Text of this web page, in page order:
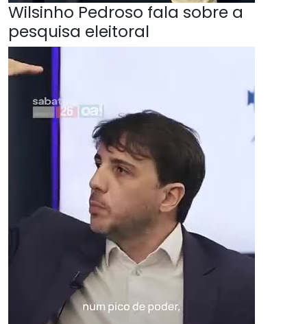
Wilsinho Pedroso fala sobre a
pesquisa eleitoral